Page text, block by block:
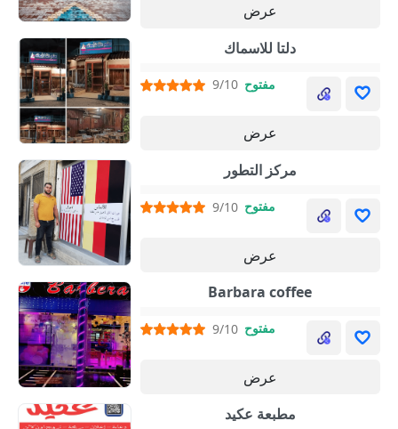
عرض
دلتا للاسماك
9/10 مفتوح
عرض
مركز التطور
9/10 مفتوح
عرض
Barbara coffee
9/10 مفتوح
عرض
مطبعة عكيد